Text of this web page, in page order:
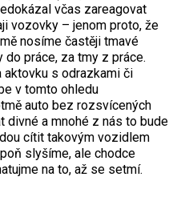
včas zareagovat
vozovky – jenom proto, že
nosíme častěji tmavé
práce, za tmy z práce.
aktovku s odrazkami či
v tomto ohledu
auto bez rozsvícených
divné a mnohé z nás to bude
cítit takovým vozidlem
slyšíme, ale chodce
na to, až se setmí.